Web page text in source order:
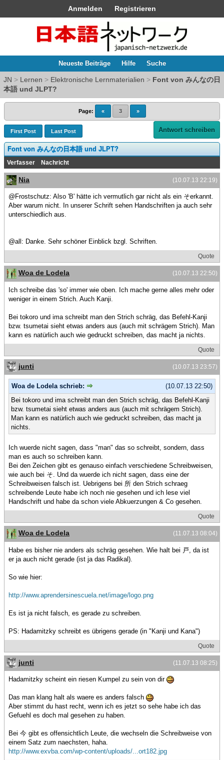
Anmelden Registrieren
Neueste Beiträge Hilfe Suche
JN > Lernen > Elektronische Lernmaterialien > Font von みんなの日
本語 und JLPT?
Page: « 3 »
First Post Last Post Antwort schreiben
Font von みんなの日本語 und JLPT?
Verfasser Nachricht
(10.07.13 22:19)
Nia
@Frostschutz: Also 'B' hätte ich vermutlich gar nicht als ein そerkannt.
Aber warum nicht. In unserer Schrift sehen Handschriften ja auch sehr
unterschiedlich aus.
@all: Danke. Sehr schöner Einblick bzgl. Schriften.
Quote
(10.07.13 22:50)
Woa de Lodela
Ich schreibe das 'so' immer wie oben. Ich mache gerne alles mehr oder
weniger in einem Strich. Auch Kanji.
Bei tokoro und ima schreibt man den Strich schräg, das Befehl-Kanji
bzw. tsumetai sieht etwas anders aus (auch mit schrägem Strich). Man
kann es natürlich auch wie gedruckt schreiben, das macht ja nichts.
Quote
(10.07.13 23:57)
junti
(10.07.13 22:50)
Woa de Lodela schrieb:
Bei tokoro und ima schreibt man den Strich schräg, das Befehl-Kanji
bzw. tsumetai sieht etwas anders aus (auch mit schrägem Strich).
Man kann es natürlich auch wie gedruckt schreiben, das macht ja
nichts.
Ich wuerde nicht sagen, dass "man" das so schreibt, sondern, dass
man es auch so schreiben kann.
Bei den Zeichen gibt es genauso einfach verschiedene Schreibweisen,
wie auch bei そ. Und da wuerde ich nicht sagen, dass eine der
Schreibweisen falsch ist. Uebrigens bei 所 den Strich schraeg
schreibende Leute habe ich noch nie gesehen und ich lese viel
Handschrift und habe da schon viele Abkuerzungen & Co gesehen.
Quote
(11.07.13 08:04)
Woa de Lodela
Habe es bisher nie anders als schräg gesehen. Wie halt bei 戸, da ist
er ja auch nicht gerade (ist ja das Radikal).
So wie hier:
http://www.aprendersinescuela.net/image/logo.png
Es ist ja nicht falsch, es gerade zu schreiben.
PS: Hadamitzky schreibt es übrigens gerade (in "Kanji und Kana")
Quote
(11.07.13 08:25)
junti
Hadamitzky scheint ein riesen Kumpel zu sein von dir
Das man klang halt als waere es anders falsch
Aber stimmt du hast recht, wenn ich es jetzt so sehe habe ich das
Gefuehl es doch mal gesehen zu haben.
Bei 今 gibt es offensichtlich Leute, die wechseln die Schreibweise von
einem Satz zum naechsten, haha.
http://www.exvba.com/wp-content/uploads/...ort182.jpg